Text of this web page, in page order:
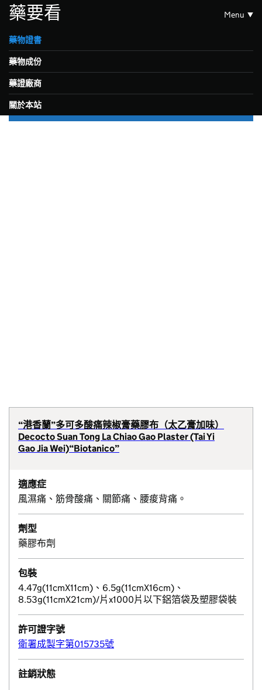
藥要看 Menu
藥物證書
藥物成份
藥證廠商
關於本站
“港香蘭”多可多酸痛辣椒膏藥膠布（太乙膏加味）
Decocto Suan Tong La Chiao Gao Plaster (Tai Yi
Gao Jia Wei)“Biotanico”
適應症
風濕痛、筋骨酸痛、關節痛、腰痠背痛。
劑型
藥膠布劑
包裝
4.47g(11cmX11cm)、6.5g(11cmX16cm)、
8.53g(11cmX21cm)/片x1000片以下鋁箔袋及塑膠袋裝
許可證字號
衛署成製字第015735號
註銷狀態